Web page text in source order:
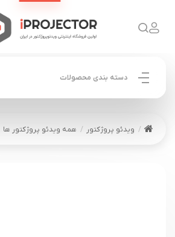
دسته بندی محصولات
ویدئو پروژکتور همه ویدئو پروژکتور ها